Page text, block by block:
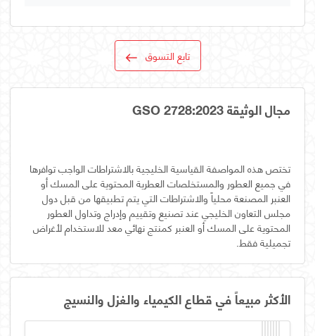
تابع التسوق
مجال الوثيقة GSO 2728:2023
تختص هذه المواصفة القياسية الخليجية بالاشتراطات الواجب توافرها
في جميع العطور والمستخلصات العطرية المحتوية على المسك أو
العنبر المصنعة محلياً والاشتراطات التي يتم تطبيقها من قبل دول
مجلس التعاون الخليجي عند تصنيع وتقييم وإدراج وتداول العطور
المحتوية على المسك أو العنبر كمنتج نهائي معد للاستخدام لأغراض
تجميلية فقط.
الأكثر مبيعاً في قطاع الكيمياء والغزل والنسيج